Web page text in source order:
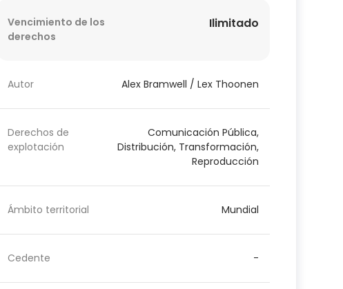
Vencimiento de los
derechos
Ilimitado
Autor Alex Bramwell / Lex Thoonen
Derechos de
explotación
Comunicación Pública,
Distribución, Transformación,
Reproducción
Ámbito territorial Mundial
Cedente -